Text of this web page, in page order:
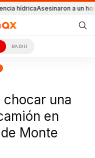
Asesinaron a un hombre en
RADIO
una
en
Monte